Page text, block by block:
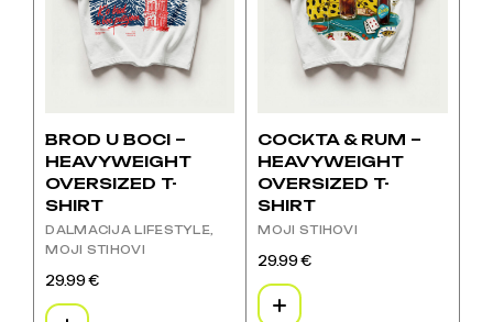
BROD U BOCI –
HEAVYWEIGHT
OVERSIZED T-
SHIRT
DALMACIJA LIFESTYLE
MOJI STIHOVI
29.99€
stranici
proizvoda
COCKTA & RUM –
HEAVYWEIGHT
OVERSIZED T-
SHIRT
MOJI STIHOVI
29.99€
proizvod
stranici
proizvoda